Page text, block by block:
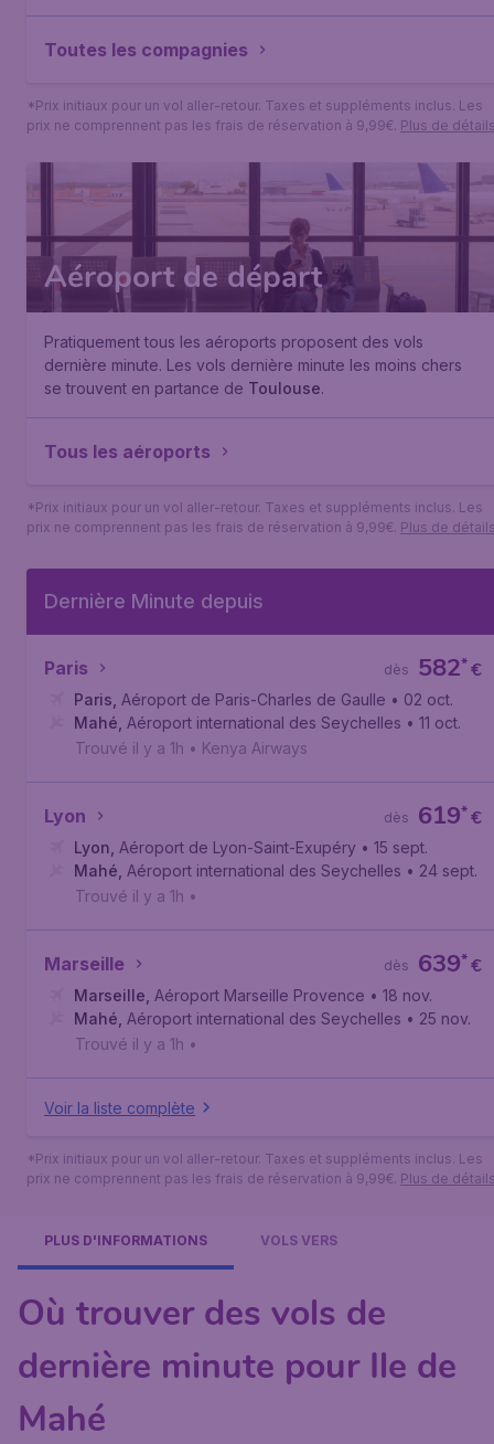
Toutes les compagnies
*Prix initiaux pour un vol aller-retour. Taxes et suppléments inclus. Les
prix ne comprennent pas les frais de réservation à 9,99€. Plus de
Aéroport de départ
Pratiquement tous les aéroports proposent des vols
dernière minute. Les vols dernière minute les moins chers
se trouvent en partance de Toulouse.
Tous les aéroports
*Prix initiaux pour un vol aller-retour. Taxes et suppléments inclus. Les
prix ne comprennent pas les frais de réservation à 9,99€. Plus de
Dernière Minute depuis
Paris €
582*
dès
Paris Aéroport de Paris-Charles de Gaulle • 02 oct.
Mahé Aéroport international des Seychelles • 11 oct.
Trouvé il y a 1h • Kenya Airways
Lyon €
619*
dès
Lyon Aéroport de Lyon-Saint-Exupéry • 15 sept.
Mahé Aéroport international des Seychelles • 24 sept.
Trouvé il y a 1h •
Marseille €
639*
dès
Marseille Aéroport Marseille Provence • 18 nov.
Mahé Aéroport international des Seychelles • 25 nov.
Trouvé il y a 1h •
Voir la liste complète
*Prix initiaux pour un vol aller-retour. Taxes et suppléments inclus. Les
prix ne comprennent pas les frais de réservation à 9,99€. Plus de
PLUS D'INFORMATIONS VOLS VERS
Où trouver des vols de
dernière minute pour Ile de
Mahé